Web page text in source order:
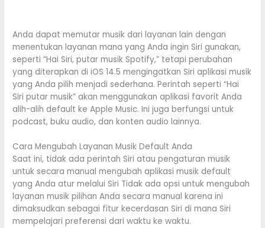
Anda dapat memutar musik dari layanan lain dengan
menentukan layanan mana yang Anda ingin Siri‌ gunakan,
seperti “Hai Siri‌, putar musik Spotify,” tetapi perubahan
yang diterapkan di iOS 14.5 mengingatkan Siri‌ aplikasi musik
yang Anda pilih menjadi sederhana. Perintah seperti “Hai
Siri‌ putar musik” akan menggunakan aplikasi favorit Anda
alih-alih default ke Apple Music‌. Ini juga berfungsi untuk
podcast, buku audio, dan konten audio lainnya.
Cara Mengubah Layanan Musik Default Anda
Saat ini, tidak ada perintah Siri‌ atau pengaturan musik
untuk secara manual mengubah aplikasi musik default
yang Anda atur melalui Siri‌ Tidak ada opsi untuk mengubah
layanan musik pilihan Anda secara manual karena ini
dimaksudkan sebagai fitur kecerdasan Siri‌ di mana Siri‌
mempelajari preferensi dari waktu ke waktu.